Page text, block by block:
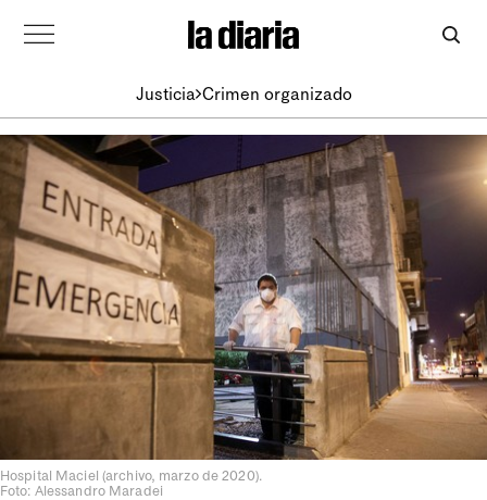
Justicia Crimen organizado
Hospital Maciel (archivo, marzo de 2020).
Foto: Alessandro Maradei